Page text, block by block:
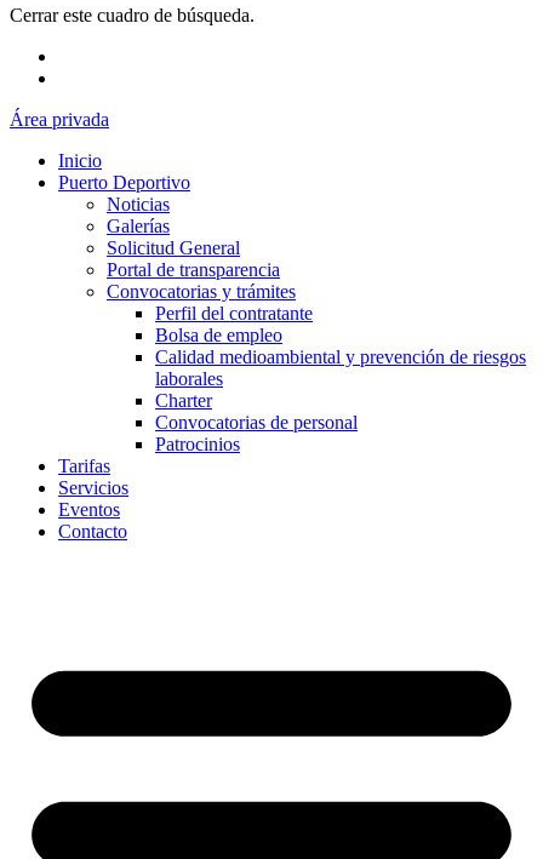
Cerrar este cuadro de búsqueda.
Área privada
Inicio
Puerto Deportivo
Noticias
Galerías
Solicitud General
Portal de transparencia
Convocatorias y trámites
Perfil del contratante
Bolsa de empleo
Calidad medioambiental y prevención de riesgos
laborales
Charter
Convocatorias de personal
Patrocinios
Tarifas
Servicios
Eventos
Contacto